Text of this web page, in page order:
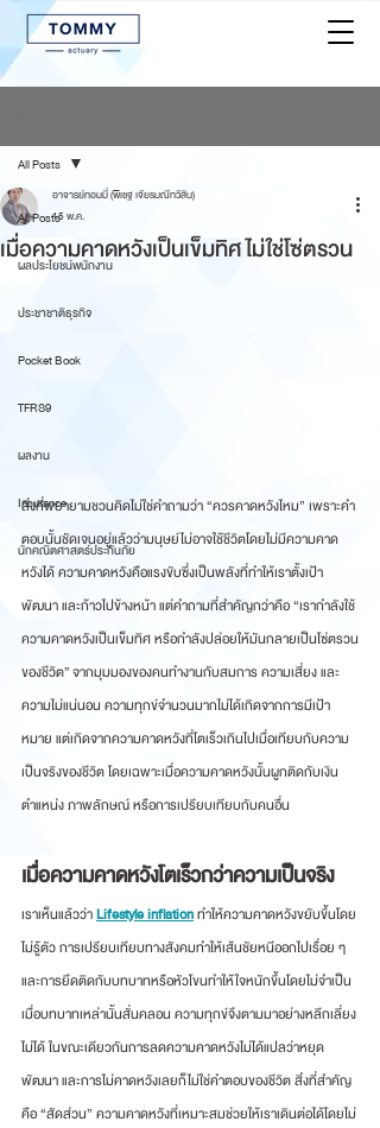
All Posts
ผลประโยชน์พนักงาน
ประชาชาติธุรกิจ
Pocket Book
TFRS9
ผลงาน
Insurance
นักคณิตศาสตร์ประกันภัย
All Posts
เมื่อความคาดหวังเป็นเข็มทิศ ไม่ใช่โซ่ตรวน
อาจารย์ทอมมี่ (พิเชฐ เจียรมณีทวีสิน)
15 พ.ค.
สิ่งที่พยายามชวนคิดไม่ใช่คำถามว่า “ควรคาดหวังไหม” เพราะคำ
ตอบนั้นชัดเจนอยู่แล้วว่ามนุษย์ไม่อาจใช้ชีวิตโดยไม่มีความคาด
หวังได้ ความคาดหวังคือแรงขับซึ่งเป็นพลังที่ทำให้เราตั้งเป้า
พัฒนา และก้าวไปข้างหน้า แต่คำถามที่สำคัญกว่าคือ “เรากำลังใช้
ความคาดหวังเป็นเข็มทิศ หรือกำลังปล่อยให้มันกลายเป็นโซ่ตรวน
ของชีวิต” จากมุมมองของคนทำงานกับสมการ ความเสี่ยง และ
ความไม่แน่นอน ความทุกข์จำนวนมากไม่ได้เกิดจากการมีเป้า
หมาย แต่เกิดจากความคาดหวังที่โตเร็วเกินไปเมื่อเทียบกับความ
เป็นจริงของชีวิต โดยเฉพาะเมื่อความคาดหวังนั้นผูกติดกับเงิน
ตำแหน่ง ภาพลักษณ์ หรือการเปรียบเทียบกับคนอื่น
เมื่อความคาดหวังโตเร็วกว่าความเป็นจริง
เราเห็นแล้วว่า Lifestyle inflationทำให้ความคาดหวังขยับขึ้นโดย
ไม่รู้ตัว การเปรียบเทียบทางสังคมทำให้เส้นชัยหนีออกไปเรื่อย ๆ
และการยึดติดกับบทบาทหรือหัวโขนทำให้ใจหนักขึ้นโดยไม่จำเป็น
เมื่อบทบาทเหล่านั้นสั่นคลอน ความทุกข์จึงตามมาอย่างหลีกเลี่ยง
ไม่ได้ ในขณะเดียวกันการลดความคาดหวังไม่ได้แปลว่าหยุด
พัฒนา และการไม่คาดหวังเลยก็ไม่ใช่คำตอบของชีวิต สิ่งที่สำคัญ
คือ “สัดส่วน” ความคาดหวังที่เหมาะสมช่วยให้เราเดินต่อได้โดยไม่